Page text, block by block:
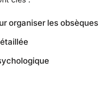
organiser les obsèques